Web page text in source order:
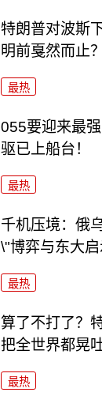
特朗普对波斯
明前戛然而止？
最热
055要迎来最
驱已上船台！
最热
千机压境：俄
\"博弈与东大启
最热
算了不打了？
把全世界都晃
最热